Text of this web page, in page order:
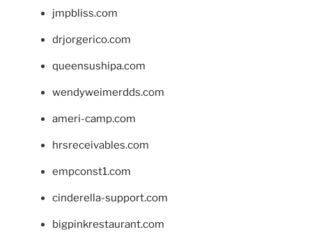
jmpbliss.com
drjorgerico.com
queensushipa.com
wendyweimerdds.com
ameri-camp.com
hrsreceivables.com
empconst1.com
cinderella-support.com
bigpinkrestaurant.com